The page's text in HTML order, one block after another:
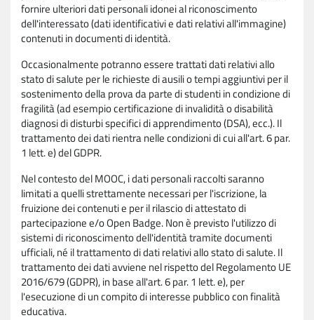
fornire ulteriori dati personali idonei al riconoscimento
dell'interessato (dati identificativi e dati relativi all'immagine)
contenuti in documenti di identità.
Occasionalmente potranno essere trattati dati relativi allo
stato di salute per le richieste di ausili o tempi aggiuntivi per il
sostenimento della prova da parte di studenti in condizione di
fragilità (ad esempio certificazione di invalidità o disabilità
diagnosi di disturbi specifici di apprendimento (DSA), ecc.). Il
trattamento dei dati rientra nelle condizioni di cui all'art. 6 par.
1 lett. e) del GDPR.
Nel contesto del MOOC, i dati personali raccolti saranno
limitati a quelli strettamente necessari per l'iscrizione, la
fruizione dei contenuti e per il rilascio di attestato di
partecipazione e/o Open Badge. Non è previsto l'utilizzo di
sistemi di riconoscimento dell'identità tramite documenti
ufficiali, né il trattamento di dati relativi allo stato di salute. Il
trattamento dei dati avviene nel rispetto del Regolamento UE
2016/679 (GDPR), in base all'art. 6 par. 1 lett. e), per
l'esecuzione di un compito di interesse pubblico con finalità
educativa.